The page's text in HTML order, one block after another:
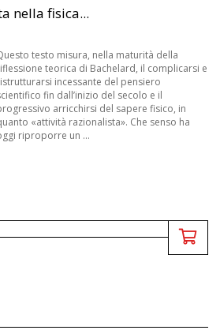
nella fisica...
testo misura, nella maturità della
teorica di Bache­lard, il complicarsi e
incessante del pensiero
fin dall’inizio del secolo e il
arricchirsi del sapere fisico, in
«attività razionalista». Che senso ha
riproporre un ...